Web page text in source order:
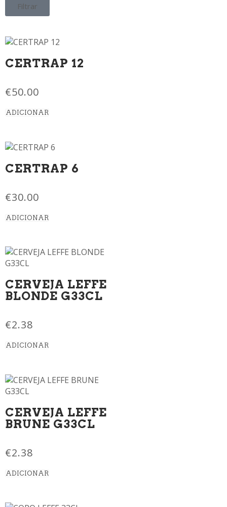
Filtrar
CERTRAP 12
€50.00
ADICIONAR
CERTRAP 6
€30.00
ADICIONAR
CERVEJA LEFFE
BLONDE G33CL
€2.38
ADICIONAR
CERVEJA LEFFE
BRUNE G33CL
€2.38
ADICIONAR